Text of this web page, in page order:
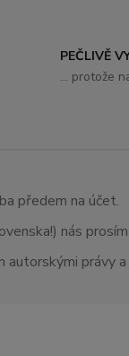
PEČLIVĚ
... protože
předem na účet.
nás
autorskými právy